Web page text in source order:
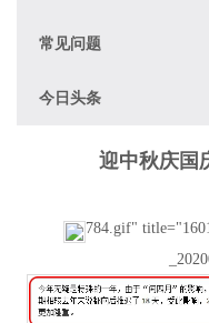
常见问题
今日头条
迎中秋庆国
784.gif"